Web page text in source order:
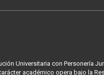
Universitaria con Personería
académico opera bajo la